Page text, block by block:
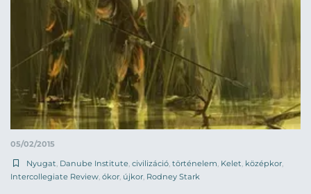
05/02/2015
Nyugat Danube Institute civilizáció történelem Kelet középkor
Intercollegiate Review ókor újkor Rodney Stark